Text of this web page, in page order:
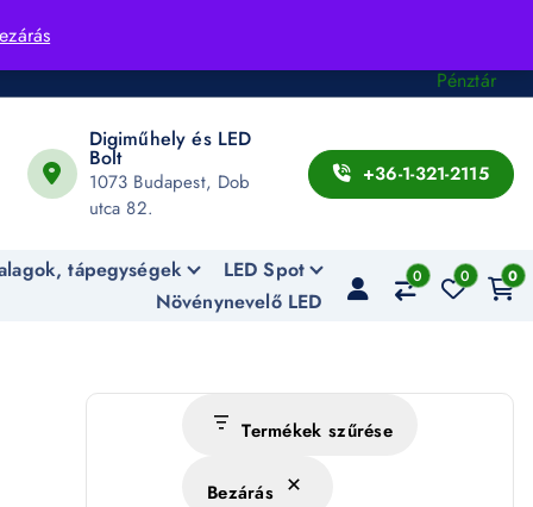
Pénztár
Digiműhely és LED
Bolt
1073 Budapest, Dob
utca 82.
+36-1-321-2115
tápegységek
LED Spot
Növénynevelő LED
0 0 0
Termékek szűrése
Bezárás